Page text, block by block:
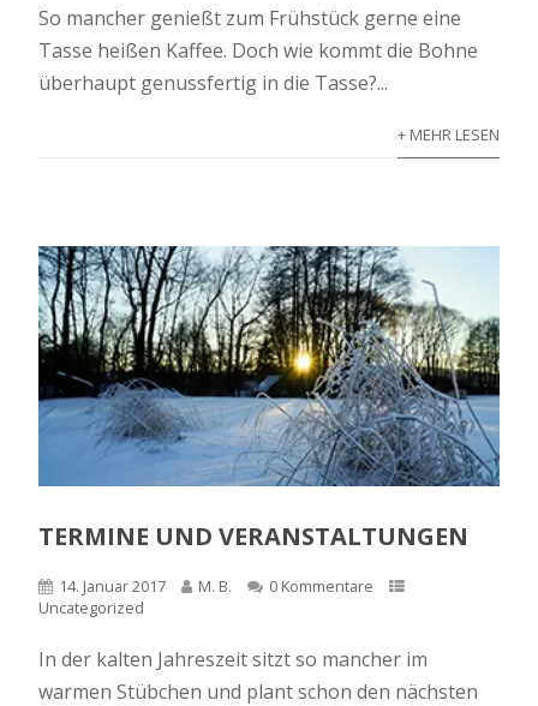
So mancher genießt zum Frühstück gerne eine
Tasse heißen Kaffee. Doch wie kommt die Bohne
überhaupt genussfertig in die Tasse?...
+ MEHR LESEN
TERMINE UND VERANSTALTUNGEN
14. Januar 2017 M. B.
0 Kommentare
Uncategorized
In der kalten Jahreszeit sitzt so mancher im
warmen Stübchen und plant schon den nächsten